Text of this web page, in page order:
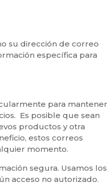
su dirección de correo
específica para
para mantener
Es posible que sean
productos y otra
estos correos
momento.
segura. Usamos los
acceso no autorizado.